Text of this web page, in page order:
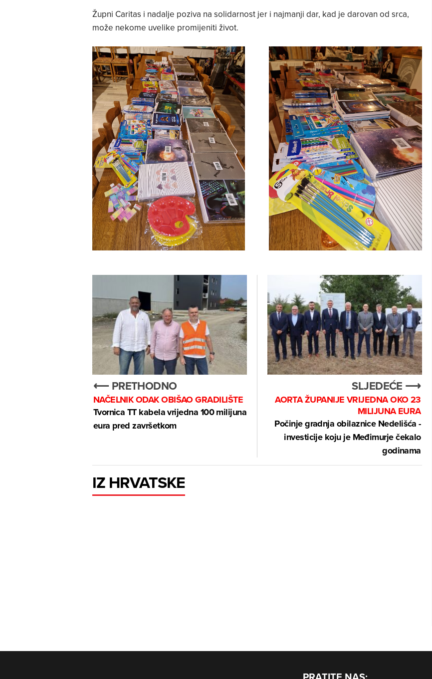
Župni Caritas i nadalje poziva na solidarnost jer i najmanji dar, kad je darovan od srca,
može nekome uvelike promijeniti život.
⟵ PRETHODNO
NAČELNIK ODAK OBIŠAO GRADILIŠTE
Tvornica TT kabela vrijedna 100 milijuna
eura pred završetkom
SLJEDEĆE ⟶
AORTA ŽUPANIJE VRIJEDNA OKO 23
MILIJUNA EURA
Počinje gradnja obilaznice Nedelišća -
investicije koju je Međimurje čekalo
godinama
IZ HRVATSKE